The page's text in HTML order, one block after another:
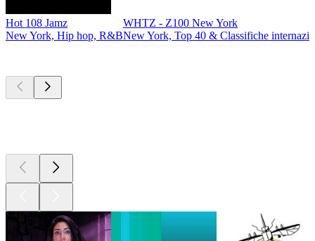
Hot 108 Jamz
New York, Hip hop, R&B
WHTZ - Z100 New York
New York, Top 40 & Classifiche